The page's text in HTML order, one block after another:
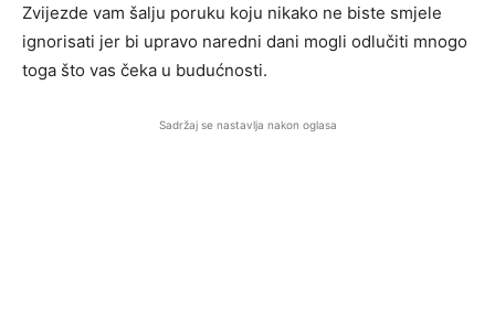
Zvijezde vam šalju poruku koju nikako ne biste smjele
ignorisati jer bi upravo naredni dani mogli odlučiti mnogo
toga što vas čeka u budućnosti.
Sadržaj se nastavlja nakon oglasa